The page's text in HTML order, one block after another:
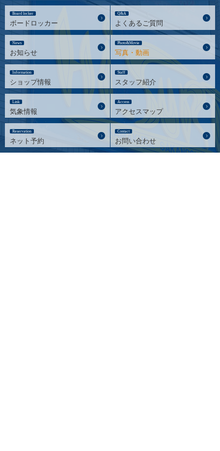
Board locker
ボードロッカー
Q&A
よくあるご質問
News
お知らせ
Photo&Movie
写真・動画
Information
ショップ情報
Staff
スタッフ紹介
Link
気象情報
Access
アクセスマップ
Reservation
ネット予約
Contact
お問い合わせ